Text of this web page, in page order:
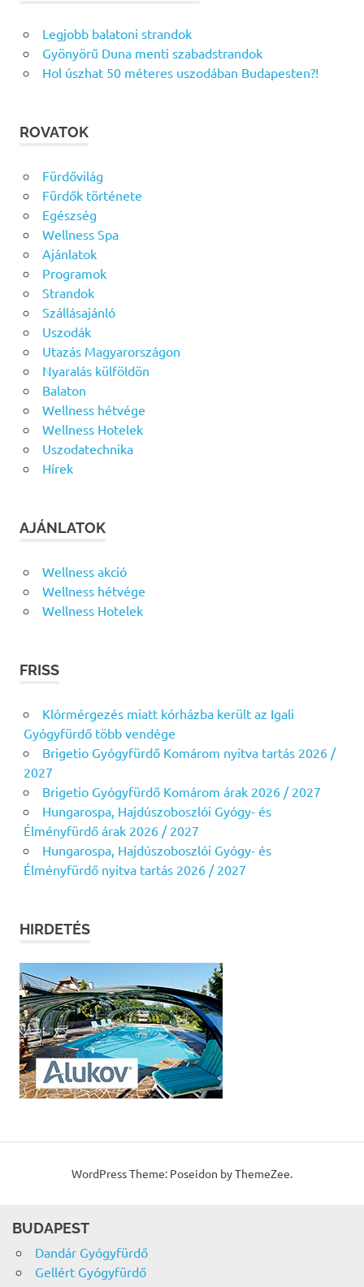
Legjobb balatoni strandok
Gyönyörű Duna menti szabadstrandok
Hol úszhat 50 méteres uszodában Budapesten?!
ROVATOK
Fürdővilág
Fürdők története
Egészség
Wellness Spa
Ajánlatok
Programok
Strandok
Szállásajánló
Uszodák
Utazás Magyarországon
Nyaralás külföldön
Balaton
Wellness hétvége
Wellness Hotelek
Uszodatechnika
Hírek
AJÁNLATOK
Wellness akció
Wellness hétvége
Wellness Hotelek
FRISS
Klórmérgezés miatt kórházba került az Igali
Gyógyfürdő több vendége
Brigetio Gyógyfürdő Komárom nyitva tartás 2026 /
2027
Brigetio Gyógyfürdő Komárom árak 2026 / 2027
Hungarospa, Hajdúszoboszlói Gyógy- és
Élményfürdő árak 2026 / 2027
Hungarospa, Hajdúszoboszlói Gyógy- és
Élményfürdő nyitva tartás 2026 / 2027
HIRDETÉS
WordPress Theme: Poseidon by ThemeZee.
BUDAPEST
Dandár Gyógyfürdő
Gellért Gyógyfürdő